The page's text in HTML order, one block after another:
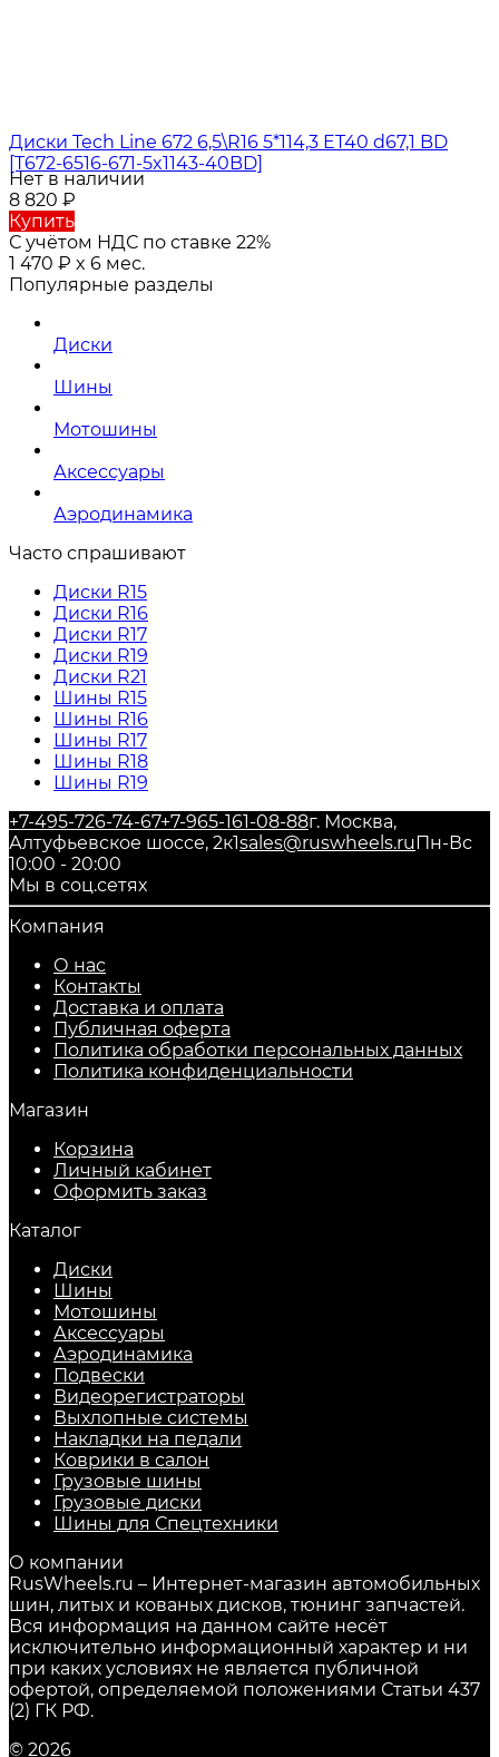
Диски Tech Line 672 6,5\R16 5*114,3 ET40 d67,1 BD
[T672-6516-671-5x1143-40BD]
Нет в наличии
8 820 ₽
Купить
С учётом НДС по ставке 22%
1 470 ₽ x 6 мес.
Популярные разделы
Диски
Шины
Мотошины
Аксессуары
Аэродинамика
Часто спрашивают
Диски R15
Диски R16
Диски R17
Диски R19
Диски R21
Шины R15
Шины R16
Шины R17
Шины R18
Шины R19
+7-495-726-74-67+7-965-161-08-88г. Москва,
Алтуфьевское шоссе, 2к1sales@ruswheels.ru Пн-Вс
10:00 - 20:00
Мы в соц.сетях
Компания
О нас
Контакты
Доставка и оплата
Публичная оферта
Политика обработки персональных данных
​Политика конфиденциальности
Магазин
Корзина
Личный кабинет
Оформить заказ
Каталог
Диски
Шины
Мотошины
Аксессуары
Аэродинамика
Подвески
Видеорегистраторы
Выхлопные системы
Накладки на педали
Коврики в салон
Грузовые шины
Грузовые диски
Шины для Спецтехники
О компании
RusWheels.ru – Интернет-магазин автомобильных
шин, литых и кованых дисков, тюнинг запчастей.
Вся информация на данном сайте несёт
исключительно информационный характер и ни
при каких условиях не является публичной
офертой, определяемой положениями Статьи 437
(2) ГК РФ.
© 2026